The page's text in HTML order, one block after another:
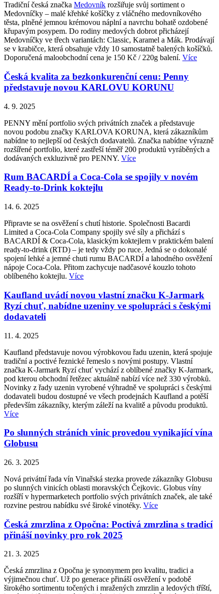
Tradiční česká značka Medovník rozšiřuje svůj sortiment o
Medovníčky – malé křehké košíčky z vláčného medovníkového
těsta, plněné jemnou krémovou náplní a navrchu bohatě ozdobené
křupavým posypem. Do rodiny medových dobrot přicházejí
Medovníčky ve třech variantách: Classic, Karamel a Mák. Prodávají
se v krabičce, která obsahuje vždy 10 samostatně balených košíčků.
Doporučená maloobchodní cena je 150 Kč / 220g balení. Více
Česká kvalita za bezkonkurenční cenu: Penny
představuje novou KARLOVU KORUNU
4. 9. 2025
PENNY mění portfolio svých privátních značek a představuje
novou podobu značky KARLOVA KORUNA, která zákazníkům
nabídne to nejlepší od českých dodavatelů. Značka nabídne výrazně
rozšířené portfolio, které zastřeší téměř 200 produktů vyráběných a
dodávaných exkluzivně pro PENNY. Více
Rum BACARDÍ a Coca-Cola se spojily v novém
Ready-to-Drink koktejlu
14. 6. 2025
Připravte se na osvěžení s chutí historie. Společnosti Bacardi
Limited a Coca-Cola Company spojily své síly a přichází s
BACARDÍ & Coca-Cola, klasickým koktejlem v praktickém balení
ready-to-drink (RTD) – je tedy vždy po ruce. Jedná se o dokonalé
spojení lehké a jemné chuti rumu BACARDÍ a lahodného osvěžení
nápoje Coca-Cola. Přitom zachycuje nadčasové kouzlo tohoto
oblíbeného koktejlu. Více
Kaufland uvádí novou vlastní značku K-Jarmark
Ryzí chuť, nabídne uzeniny ve spolupráci s českými
dodavateli
11. 4. 2025
Kaufland představuje novou výrobkovou řadu uzenin, která spojuje
tradiční a poctivé řeznické řemeslo s novými postupy. Vlastní
značka K-Jarmark Ryzí chuť vychází z oblíbené značky K-Jarmark,
pod kterou obchodní řetězec aktuálně nabízí více než 330 výrobků.
Novinky z řady uzenin vyrobené výhradně ve spolupráci s českými
dodavateli budou dostupné ve všech prodejnách Kaufland a potěší
především zákazníky, kterým záleží na kvalitě a původu produktů.
Více
Po slunných stráních vinic provedou vynikající vína
Globusu
26. 3. 2025
Nová privátní řada vín Vinařská stezka provede zákazníky Globusu
po slunných vinicích oblasti moravských Čejkovic. Globus víny
rozšíří v hypermarketech portfolio svých privátních značek, ale také
rozvine pestrou nabídku své široké vinotéky. Více
Česká zmrzlina z Opočna: Poctivá zmrzlina s tradicí
přináší novinky pro rok 2025
21. 3. 2025
Česká zmrzlina z Opočna je synonymem pro kvalitu, tradici a
výjimečnou chuť. Už po generace přináší osvěžení v podobě
širokého sortimentu točených i mražených zmrzlin a ledových tříští,